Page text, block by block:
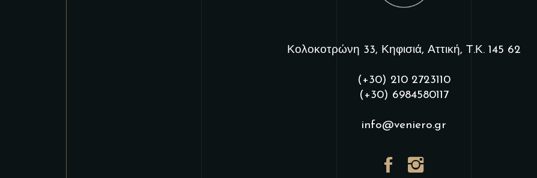
Κολοκοτρώνη 33, Κηφισιά, Αττική, Τ.Κ. 145 62
(+30) 210 2723110
(+30) 6984580117
info@veniero.gr